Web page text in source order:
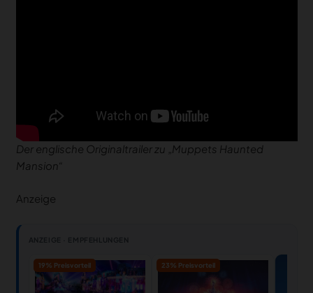
Der englische Originaltrailer zu „Muppets Haunted
Mansion“
Anzeige
ANZEIGE · EMPFEHLUNGEN
19% Preisvorteil 23% Preisvorteil